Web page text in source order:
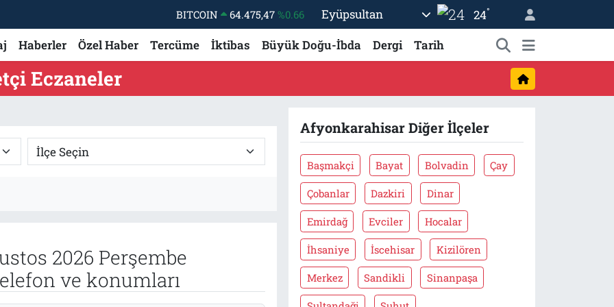
BITCOIN 64.475,47 %0.66
DOLAR
47,5971
%0.05
EURO
55,1336 %0.18
BİST100 13.703 %0
Eyüpsultan 24°
Haberler Özel Haber Tercüme İktibas Büyük Doğu-İbda Dergi Tarih
Eczaneler
2026 Perşembe
ve konumları
Afyonkarahisar Diğer İlçeler
Başmakçi Bayat Bolvadin Çay
Çobanlar Dazkiri Dinar
Emirdağ Evciler Hocalar
İhsaniye İscehisar Kizilören
Merkez Sandikli Sinanpaşa